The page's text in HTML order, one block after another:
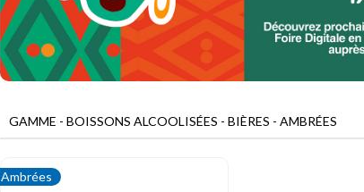
GAMME - BOISSONS ALCOOLISÉES - BIÈRES - AMBRÉES
Ambrées